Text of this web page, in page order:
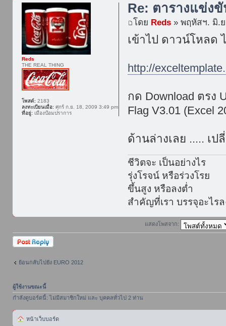
Re: ตารางแข่ง
โดย Reds » พฤหัสฯ. มิ.ย
เข้าไป ดาวน์โหลด
http://
กด Download ตรง
Flag V3.01 (Excel
ด้านล่างเลย ..... เ
ชีวิตจะ เป็นอย่างไร
รุ่งโรจน์ หรือร่วงโรย
ขึ้นสูง หรือลงต่ำ
สำคัญที่เรา บรรจุอะไร
Reds
THE REAL THING
โพสต์: 2183
ลงทะเบียนเมื่อ: ศุกร์ ก.ย. 18, 2009 3:49 pm
ที่อยู่: เมืองป้อมปราการ
แสดงโพสจาก:
ตอบกระทู้
ย้อนกลับไปยัง EURO 2012
ผู้ใช้งานขณะนี้
กำลังดูบอร์ดนี้: ไม่มีสมาชิกใหม่ และ บุคคลทั่วไป 2 ท่าน
หน้าเว็บบอร์ด